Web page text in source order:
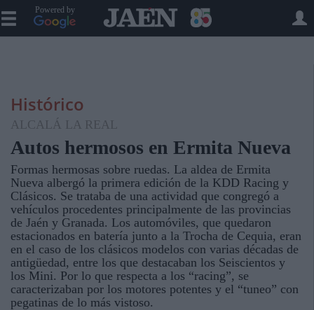
Powered by
Histórico
ALCALÁ LA REAL
Autos hermosos en Ermita Nueva
Formas hermosas sobre ruedas. La aldea de Ermita
Nueva albergó la primera edición de la KDD Racing y
Clásicos. Se trataba de una actividad que congregó a
vehículos procedentes principalmente de las provincias
de Jaén y Granada. Los automóviles, que quedaron
estacionados en batería junto a la Trocha de Cequia, eran
en el caso de los clásicos modelos con varias décadas de
antigüedad, entre los que destacaban los Seiscientos y
los Mini. Por lo que respecta a los “racing”, se
caracterizaban por los motores potentes y el “tuneo” con
pegatinas de lo más vistoso.